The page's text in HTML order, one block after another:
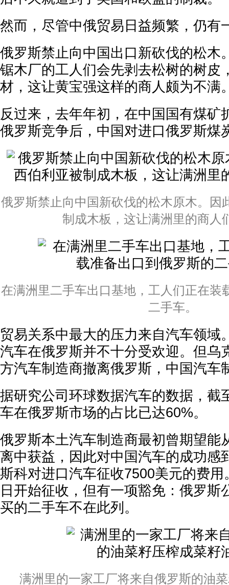
然而，尽管中俄贸易日益频繁，仍有
俄罗斯禁止向中国出口新砍伐的松木
锯木厂的工人们会先剥去松树的树皮
材，这让黄宝强这样的商人颇为不满
反过来，去年年初，在中国国有煤矿
俄罗斯竞争后，中国对进口俄罗斯煤
俄罗斯禁止向中国新砍伐的松木原木。因
制成木板，这让满洲里的商人
在满洲里二手车出口基地，工人们正在装
二手车。
贸易关系中最大的压力来自汽车领域
汽车在俄罗斯并不十分受欢迎。但乌
方汽车制造商撤离俄罗斯，中国汽车
据研究公司环球数据汽车的数据，截
车在俄罗斯市场的占比已达60%。
俄罗斯本土汽车制造商最初曾期望能
离中获益，因此对中国汽车的成功感
斯科对进口汽车征收7500美元的费
日开始征收，但有一项豁免：俄罗斯
买的二手车不在此列。
满洲里的一家工厂将来自俄罗斯的油